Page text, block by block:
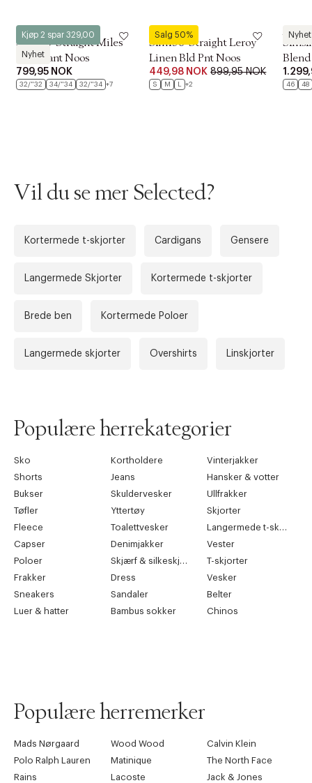
Kjøp 2 spar 329,00
Nyhet
Selected
Slm196-Straight Miles
Twill Pant Noos
799,95 NOK
32/"32 34/"34 32/"34 +7
Salg 50%
Selected
Slm196-Straight Leroy
Linen Bld Pnt Noos
449,98 NOK 899,95 NOK
S M L +2
Nyhet
Blend
46 48
Forrige
Vil du se mer Selected?
Kortermede t-skjorter Cardigans Gensere
Langermede Skjorter Kortermede t-skjorter
Brede ben Kortermede Poloer
Langermede skjorter Overshirts Linskjorter
Populære herrekategorier
Sko Kortholdere
Vinterjakker
Shorts
Jeans
Hansker & votter
Bukser
Skuldervesker
Ullfrakker
Tøfler
Yttertøy
Skjorter
Fleece
Toalettvesker
Langermede t-skjorter
Capser
Denimjakker
Vester
Poloer
Skjærf & silkeskjærf
T-skjorter
Frakker
Dress
Vesker
Sneakers
Sandaler
Belter
Luer & hatter
Bambus sokker Chinos
Populære herremerker
Mads Nørgaard Wood Wood
Calvin Klein
Polo Ralph Lauren
Matinique
The North Face
Rains
Lacoste
Jack & Jones